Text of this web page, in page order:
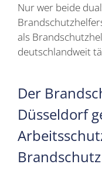
Nur wer beide
als
deutschlandweit
Der
Düsseldorf
Brandschutz